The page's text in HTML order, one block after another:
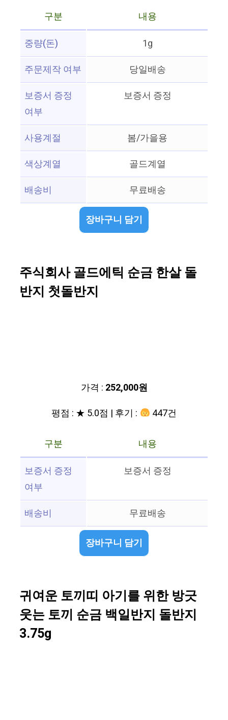
구분
내용
중량(돈)
1g
주문제작 여부
당일배송
보증서 증정
여부
보증서 증정
사용계절
봄/가을용
색상계열
골드계열
배송비
무료배송
장바구니 담기
주식회사 골드에틱 순금 한살 돌
반지 첫돌반지
가격 : 252,000원
평점 : ★ 5.0점 | 후기 :
447건
구분
내용
보증서 증정
여부
보증서 증정
배송비 무료배송
장바구니 담기
귀여운 토끼띠 아기를 위한 방긋
웃는 토끼 순금 백일반지 돌반지
3.75g